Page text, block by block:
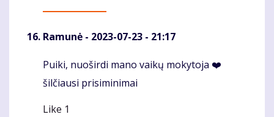
Ramunė - 2023-07-23 - 21:17
Komentaras
Puiki, nuoširdi mano vaikų mokytoja ❤️
šilčiausi prisiminimai
Like 1